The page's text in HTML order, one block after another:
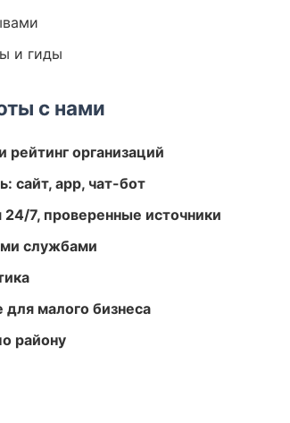
и гиды
с нами
организаций
сайт, app, чат-бот
7, проверенные источники
службами
малого бизнеса
району